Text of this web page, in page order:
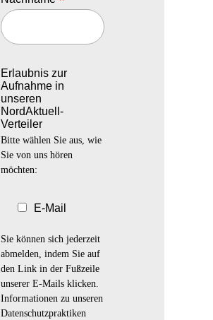
Erlaubnis zur
Aufnahme in
unseren
NordAktuell-
Verteiler
Bitte wählen Sie aus, wie
Sie von uns hören
möchten:
E-Mail
Sie können sich jederzeit
abmelden, indem Sie auf
den Link in der Fußzeile
unserer E-Mails klicken.
Informationen zu unseren
Datenschutzpraktiken